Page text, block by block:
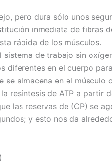
pero dura sólo unos
inmediata de fibras
rápida de los músculos.
sistema de trabajo sin
diferentes en el cuerpo
almacena en el músculo
resíntesis de ATP a partir
las reservas de (CP) se
y esto nos da